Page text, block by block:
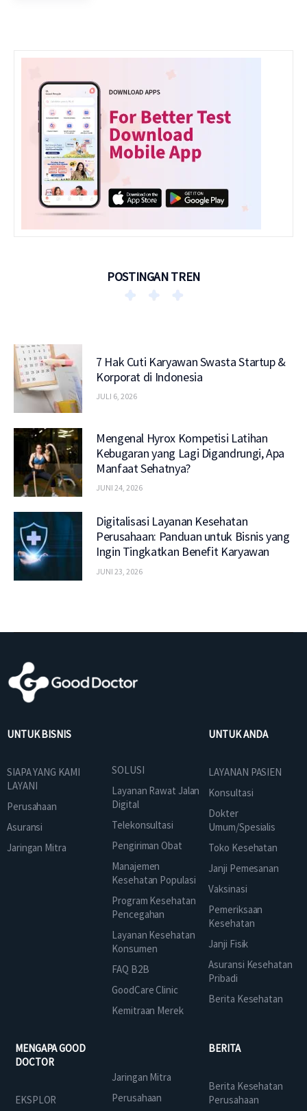
POSTINGAN TREN
7 Hak Cuti Karyawan Swasta Startup &
Korporat di Indonesia
JULI 6, 2026
Mengenal Hyrox Kompetisi Latihan
Kebugaran yang Lagi Digandrungi, Apa
Manfaat Sehatnya?
JUNI 24, 2026
Digitalisasi Layanan Kesehatan
Perusahaan: Panduan untuk Bisnis yang
Ingin Tingkatkan Benefit Karyawan
JUNI 23, 2026
UNTUK BISNIS
SIAPA YANG KAMI
LAYANI
Perusahaan
Asuransi
Jaringan Mitra
SOLUSI
Layanan Rawat Jalan
Digital
Telekonsultasi
Pengiriman Obat
Manajemen
Kesehatan Populasi
Program Kesehatan
Pencegahan
Layanan Kesehatan
Konsumen
FAQ B2B
GoodCare Clinic
Kemitraan Merek
UNTUK ANDA
LAYANAN PASIEN
Konsultasi
Dokter
Umum/Spesialis
Toko Kesehatan
Janji Pemesanan
Vaksinasi
Pemeriksaan
Kesehatan
Janji Fisik
Asuransi Kesehatan
Pribadi
Berita Kesehatan
MENGAPA GOOD
DOCTOR
EKSPLOR
Jaringan Mitra
Perusahaan
BERITA
Berita Kesehatan
Perusahaan